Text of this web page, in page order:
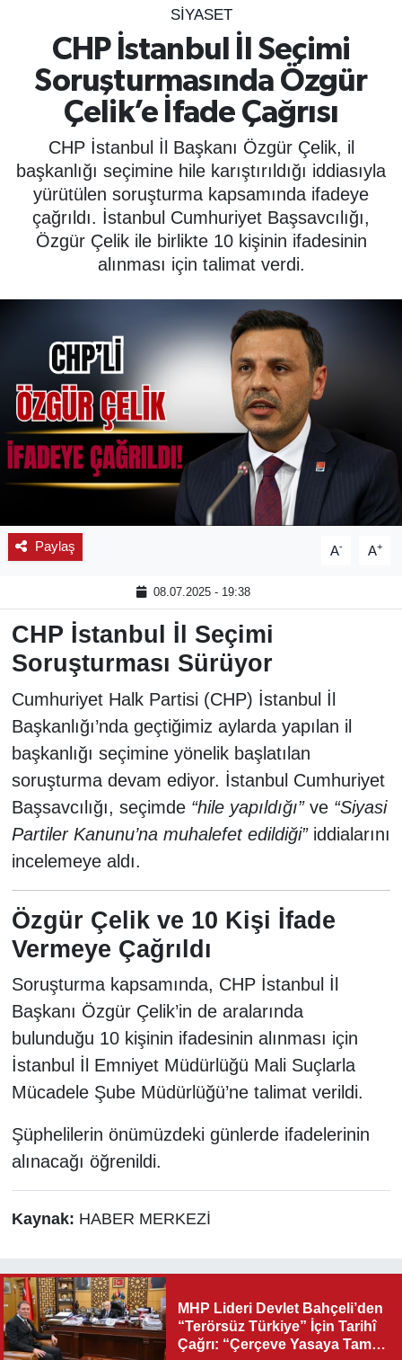
SİYASET
CHP İstanbul İl Seçimi
Soruşturmasında Özgür
Çelik’e İfade Çağrısı
CHP İstanbul İl Başkanı Özgür Çelik, il
başkanlığı seçimine hile karıştırıldığı iddiasıyla
yürütülen soruşturma kapsamında ifadeye
çağrıldı. İstanbul Cumhuriyet Başsavcılığı,
Özgür Çelik ile birlikte 10 kişinin ifadesinin
alınması için talimat verdi.
Paylaş A- A+
08.07.2025 - 19:38
CHP İstanbul İl Seçimi
Soruşturması Sürüyor
Cumhuriyet Halk Partisi (CHP) İstanbul İl
Başkanlığı’nda geçtiğimiz aylarda yapılan il
başkanlığı seçimine yönelik başlatılan
soruşturma devam ediyor. İstanbul Cumhuriyet
Başsavcılığı, seçimde “hile yapıldığı”ve “Siyasi
Partiler Kanunu’na muhalefet edildiği”iddialarını
incelemeye aldı.
Özgür Çelik ve 10 Kişi İfade
Vermeye Çağrıldı
Soruşturma kapsamında, CHP İstanbul İl
Başkanı Özgür Çelik’in de aralarında
bulunduğu 10 kişinin ifadesinin alınması için
İstanbul İl Emniyet Müdürlüğü Mali Suçlarla
Mücadele Şube Müdürlüğü’ne talimat verildi.
Şüphelilerin önümüzdeki günlerde ifadelerinin
alınacağı öğrenildi.
Kaynak: HABER MERKEZİ
MHP Lideri Devlet Bahçeli’den
“Terörsüz Türkiye” İçin Tarihî
Çağrı: “Çerçeve Yasaya Tam
ÇEVRE
YAŞAM
BİLİM - TEKNOLOJİ
KADIN
KÜLTÜR SANAT